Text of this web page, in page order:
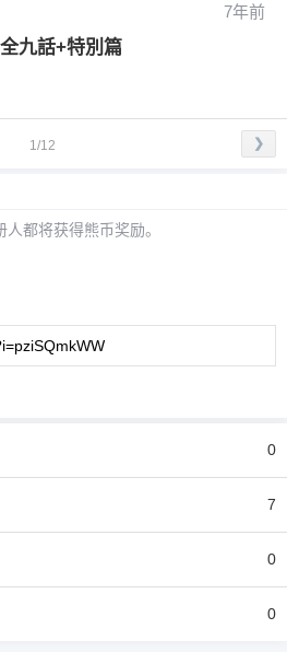
7年前
九話+特別篇
1/12 ❯
人都将获得熊币奖励。
0
7
0
0